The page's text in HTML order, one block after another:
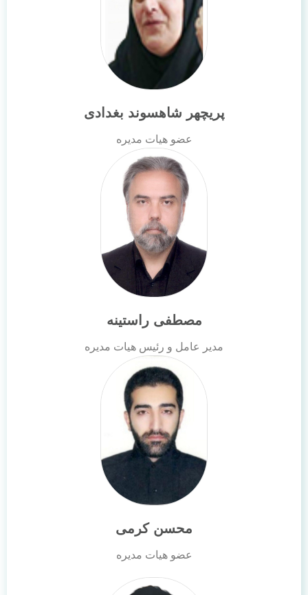
پریچهر شاهسوند بغدادی
عضو هیات مدیره
مصطفی راستینه
مدیر عامل و رئیس هیات مدیره
محسن کرمی
عضو هیات مدیره